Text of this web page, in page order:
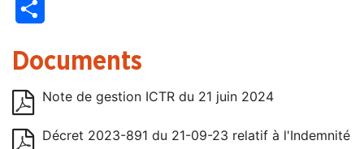
Documents
Note de gestion ICTR du 21 juin 2024
Décret 2023-891 du 21-09-23 relatif à l'Indemnité